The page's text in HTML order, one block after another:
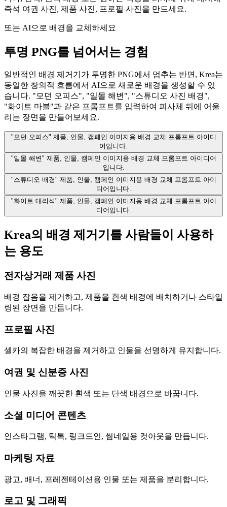
즉석 여권 사진, 제품 사진, 프로필 사진을 만드세요.
또는 AI으로 배경을 교체하세요
투명 PNG를 넘어서는 경험
일반적인 배경 제거기가 투명한 PNG에서 멈추는 반면, Krea는
동일한 창의적 흐름에서 AI으로 새로운 배경을 생성할 수 있
습니다. "모던 오피스", "일몰 해변", "스튜디오 사진 배경",
"화이트 마블"과 같은 프롬프트를 입력하여 피사체 뒤에 어울
리는 장면을 만들어보세요.
"모던 오피스" 제품, 인물, 캠페인 이미지용 배경 교체 프롬프트 아이디
어입니다.
"일몰 해변" 제품, 인물, 캠페인 이미지용 배경 교체 프롬프트 아이디어
입니다.
"스튜디오 배경" 제품, 인물, 캠페인 이미지용 배경 교체 프롬프트 아이
디어입니다.
"화이트 대리석" 제품, 인물, 캠페인 이미지용 배경 교체 프롬프트 아이
디어입니다.
Krea의 배경 제거기를 사람들이 사용하
는 용도
전자상거래 제품 사진
배경 잡음을 제거하고, 제품을 흰색 배경에 배치하거나 스타일
링된 장면을 만듭니다.
프로필 사진
셀카의 복잡한 배경을 제거하고 인물을 선명하게 유지합니다.
여권 및 신분증 사진
인물 사진을 깨끗한 흰색 또는 단색 배경으로 바꿉니다.
소셜 미디어 콘텐츠
인스타그램, 틱톡, 링크드인, 썸네일용 컷아웃을 만듭니다.
마케팅 자료
광고, 배너, 프레젠테이션용 인물 또는 제품을 분리합니다.
로고 및 그래픽